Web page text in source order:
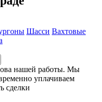
Шасси Вахтовые
нашей работы. Мы
уплачиваем
сделки